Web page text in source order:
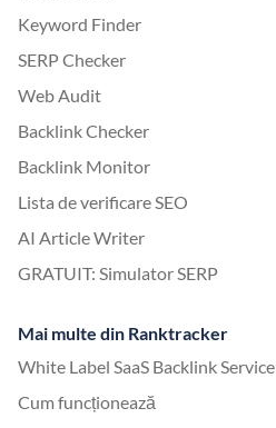
Keyword Finder
SERP Checker
Web Audit
Backlink Checker
Backlink Monitor
Lista de verificare SEO
AI Article Writer
GRATUIT: Simulator SERP
Mai multe din Ranktracker
White Label SaaS Backlink Service
Cum funcționează